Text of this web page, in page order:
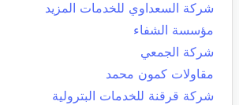
شركة السعداوي للخدمات المزيد
مؤسسة الشفاء
شركة الجمعي
مقاولات كمون محمد
شركة قرقنة للخدمات البترولية